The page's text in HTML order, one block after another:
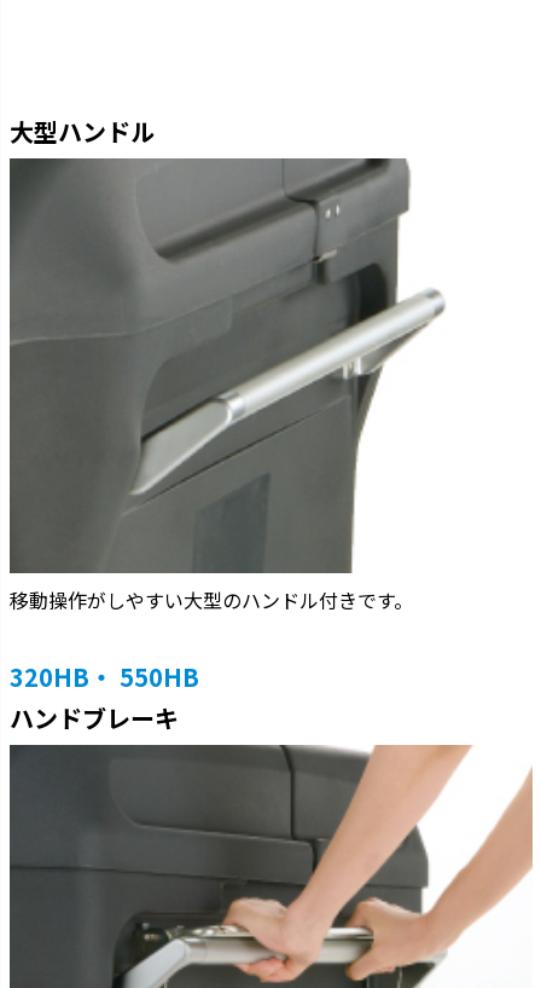
大型ハンドル
移動操作がしやすい大型のハンドル付きです。
320HB・ 550HB
ハンドブレーキ